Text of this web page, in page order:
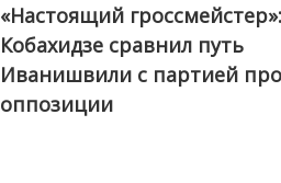
@ქართული ოცნება / Georgian Dream
«Настоящий гроссмейстер»:
Кобахидзе сравнил путь
Иванишвили с партией
оппозиции